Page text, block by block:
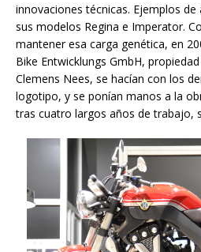
innovaciones técnicas. Ejemplos
sus modelos Regina e Imperator.
mantener esa carga genética, en
Bike Entwicklungs GmbH,
Clemens Nees, se hacían con los
logotipo, y se ponían manos a la
tras cuatro largos años de trabajo,